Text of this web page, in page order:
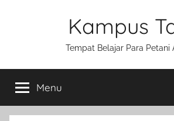
Kampus
Tempat Belajar Para Petani
Menu